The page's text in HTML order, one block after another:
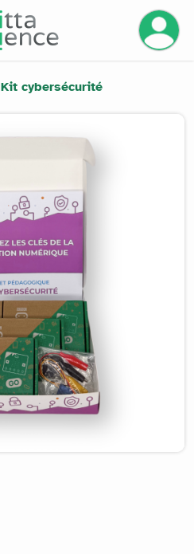
Gérez
Kit cybersécurité